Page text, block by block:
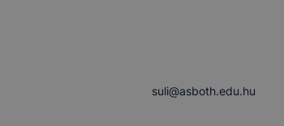
suli​@asboth.edu.hu